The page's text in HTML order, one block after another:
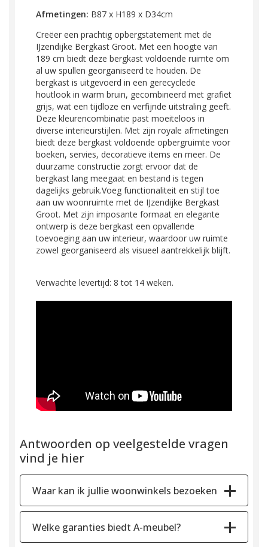
Afmetingen: B87 x H189 x D34cm
Creëer een prachtig opbergstatement met de
IJzendijke Bergkast Groot. Met een hoogte van
189 cm biedt deze bergkast voldoende ruimte om
al uw spullen georganiseerd te houden. De
bergkast is uitgevoerd in een gerecyclede
houtlook in warm bruin, gecombineerd met grafiet
grijs, wat een tijdloze en verfijnde uitstraling geeft.
Deze kleurencombinatie past moeiteloos in
diverse interieurstijlen. Met zijn royale afmetingen
biedt deze bergkast voldoende opbergruimte voor
boeken, servies, decoratieve items en meer. De
duurzame constructie zorgt ervoor dat de
bergkast lang meegaat en bestand is tegen
dagelijks gebruik.Voeg functionaliteit en stijl toe
aan uw woonruimte met de IJzendijke Bergkast
Groot. Met zijn imposante formaat en elegante
ontwerp is deze bergkast een opvallende
toevoeging aan uw interieur, waardoor uw ruimte
zowel georganiseerd als visueel aantrekkelijk blijft.
Verwachte levertijd: 8 tot 14 weken.
Antwoorden op veelgestelde vragen
vind je hier
Waar kan ik jullie woonwinkels bezoeken
Welke garanties biedt A-meubel?